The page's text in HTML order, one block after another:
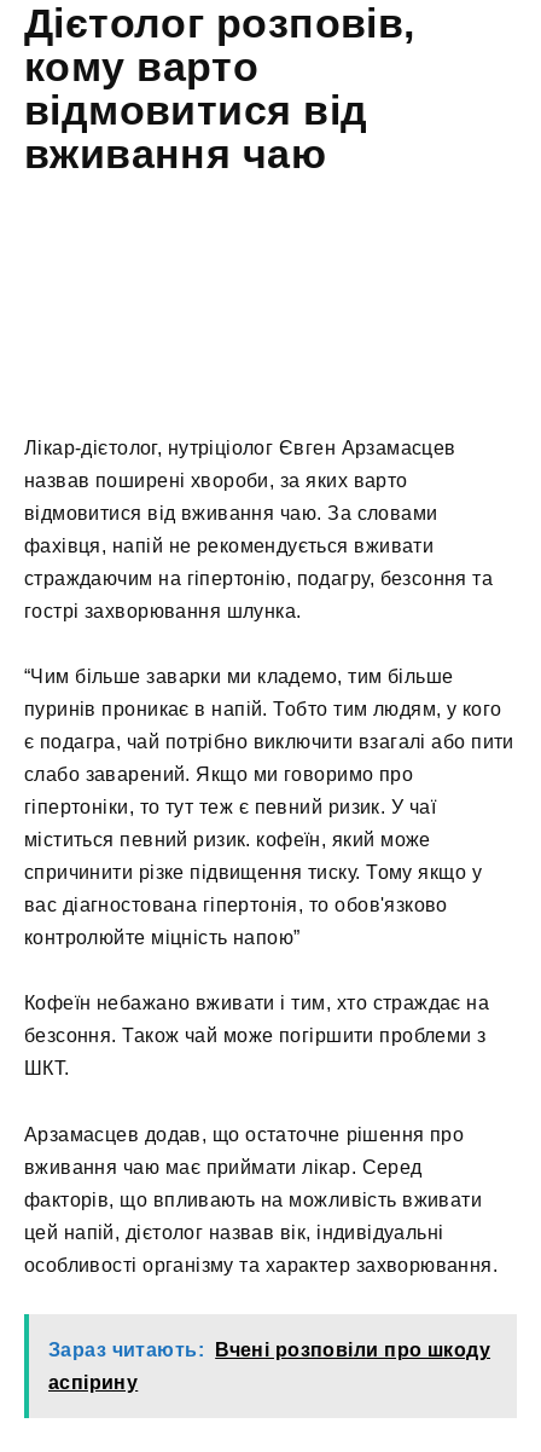
Дієтолог розповів,
кому варто
відмовитися від
вживання чаю
Лікар-дієтолог, нутріціолог Євген Арзамасцев
назвав поширені хвороби, за яких варто
відмовитися від вживання чаю. За словами
фахівця, напій не рекомендується вживати
страждаючим на гіпертонію, подагру, безсоння та
гострі захворювання шлунка.
“Чим більше заварки ми кладемо, тим більше
пуринів проникає в напій. Тобто тим людям, у кого
є подагра, чай потрібно виключити взагалі або пити
слабо заварений. Якщо ми говоримо про
гіпертоніки, то тут теж є певний ризик. У чаї
міститься певний ризик. кофеїн, який може
спричинити різке підвищення тиску. Тому якщо у
вас діагностована гіпертонія, то обов'язково
контролюйте міцність напою”
Кофеїн небажано вживати і тим, хто страждає на
безсоння. Також чай може погіршити проблеми з
ШКТ.
Арзамасцев додав, що остаточне рішення про
вживання чаю має приймати лікар. Серед
факторів, що впливають на можливість вживати
цей напій, дієтолог назвав вік, індивідуальні
особливості організму та характер захворювання.
Зараз читають:
Вчені розповіли про шкоду
аспірину